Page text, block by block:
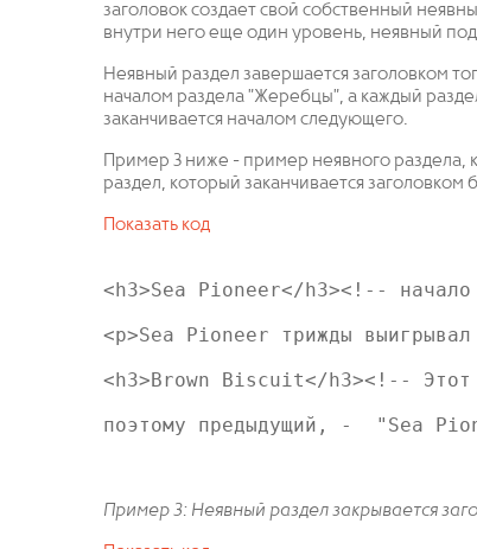
заголовок создает свой собственный
внутри него еще один уровень, неявный
Неявный раздел завершается заголовком
началом раздела "Жеребцы", а каждый
заканчивается началом следующего.
Пример 3 ниже - пример неявного раздела,
раздел, который заканчивается заголовком
Показать код
<h3>Sea Pioneer</h3><!--
<p>Sea Pioneer трижды
<h3>Brown Biscuit</h3><!-- Этот
поэтому предыдущий, -  "Sea
Пример 3: Неявный раздел закрывается